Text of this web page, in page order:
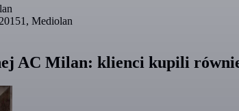
Mediolan
AC Milan: klienci kupili